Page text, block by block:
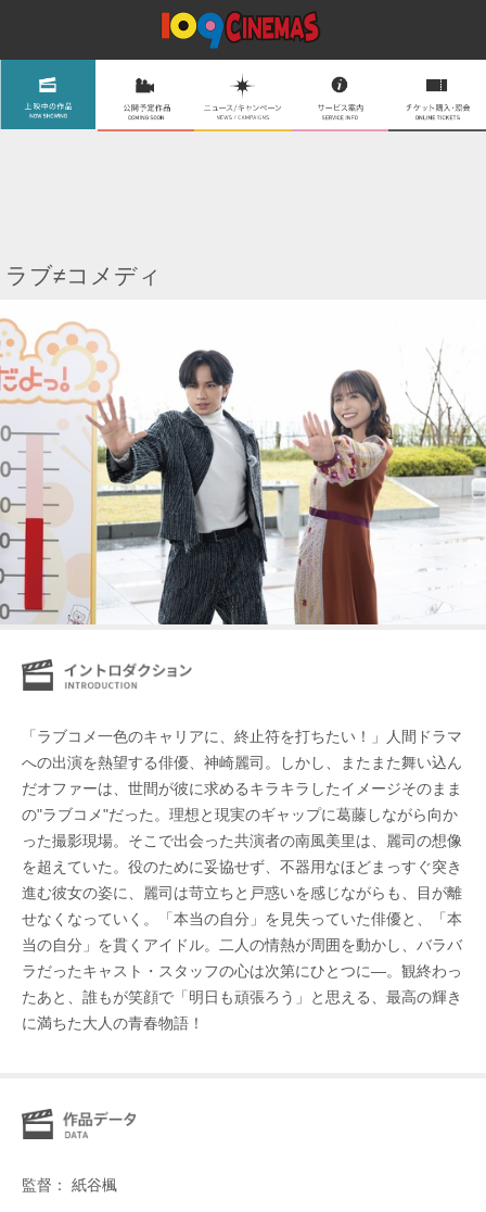
ラブ≠コメディ
「ラブコメ一色のキャリアに、終止符を打ちたい！」人間ドラマ
への出演を熱望する俳優、神崎麗司。しかし、またまた舞い込ん
だオファーは、世間が彼に求めるキラキラしたイメージそのまま
の"ラブコメ"だった。理想と現実のギャップに葛藤しながら向か
った撮影現場。そこで出会った共演者の南風美里は、麗司の想像
を超えていた。役のために妥協せず、不器用なほどまっすぐ突き
進む彼女の姿に、麗司は苛立ちと戸惑いを感じながらも、目が離
せなくなっていく。「本当の自分」を見失っていた俳優と、「本
当の自分」を貫くアイドル。二人の情熱が周囲を動かし、バラバ
ラだったキャスト・スタッフの心は次第にひとつに―。観終わっ
たあと、誰もが笑顔で「明日も頑張ろう」と思える、最高の輝き
に満ちた大人の青春物語！
監督： 紙谷楓